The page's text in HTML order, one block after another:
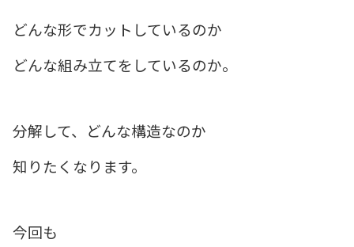
どんな形でカットしているのか
どんな組み立てをしているのか。
分解して、どんな構造なのか
知りたくなります。
今回も